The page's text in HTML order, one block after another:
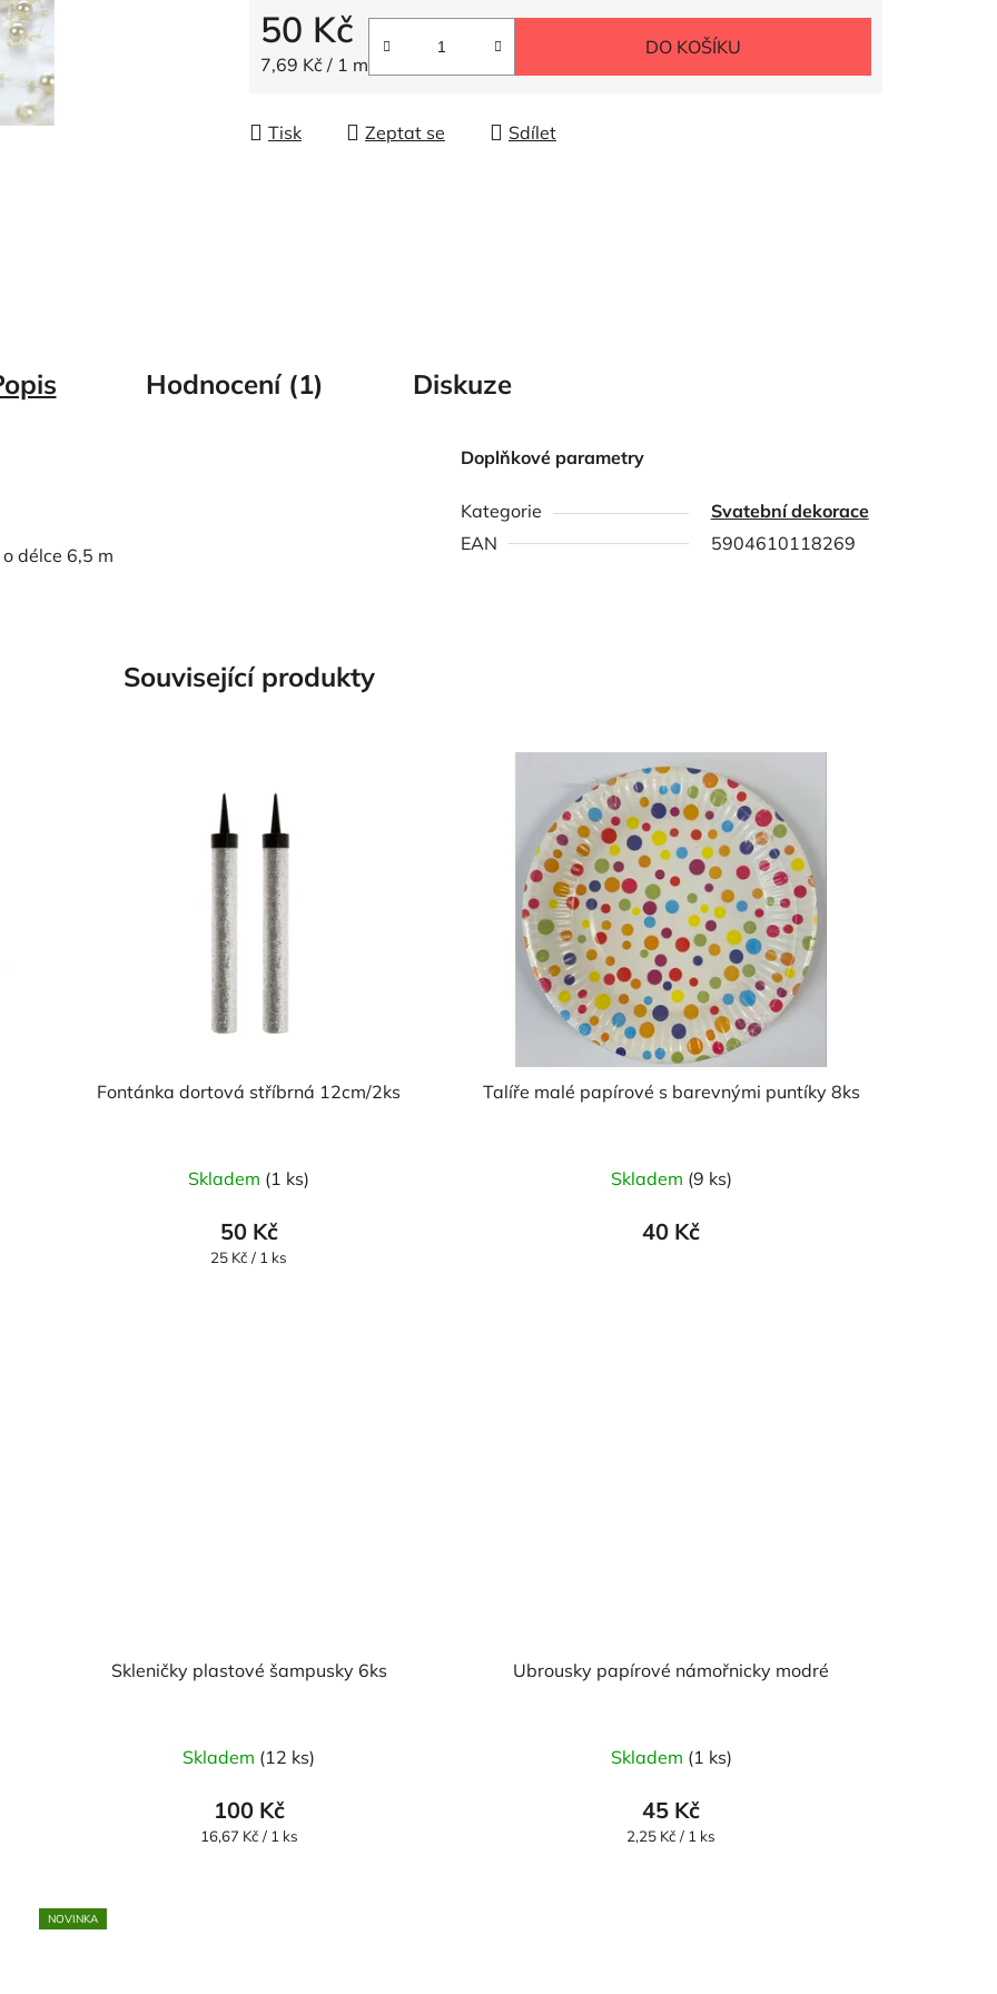
hvězdiček.
50 Kč
Měrná cena:
7,69 Kč / 1 m
DO KOŠÍKU
Tisk Zeptat se Sdílet
Hodnocení (1) Diskuze
délce 6,5 m
Doplňkové parametry
Kategorie
Svatební dekorace
EAN
5904610118269
Související produkty
Fontánka dortová stříbrná 12cm/2ks
Skladem (1 ks)
50 Kč
Měrná
25 Kč / 1 ks
Talíře malé papírové s barevnými puntíky 8ks
Skladem (9 ks)
40 Kč
Skleničky plastové šampusky 6ks
Skladem (12 ks)
100 Kč
Měrná
16,67 Kč / 1 ks
Ubrousky papírové námořnicky modré
Skladem (1 ks)
45 Kč
Měrná
2,25 Kč / 1 ks
NOVINKA